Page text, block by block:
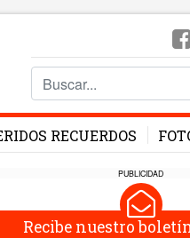
RECUERDOS
PUBLICIDAD
Recibe nuestro